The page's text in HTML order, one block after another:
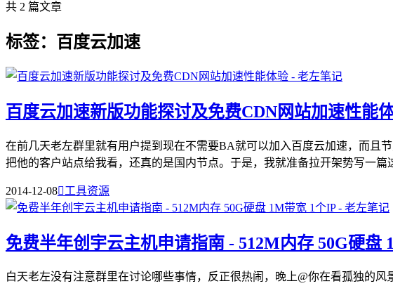
共 2 篇文章
标签：百度云加速
百度云加速新版功能探讨及免费CDN网站加速性能
在前几天老左群里就有用户提到现在不需要BA就可以加入百度云加速，而且
把他的客户站点给我看，还真的是国内节点。于是，我就准备拉开架势写一篇
2014-12-08工具资源
免费半年创宇云主机申请指南 - 512M内存 50G硬盘
白天老左没有注意群里在讨论哪些事情，反正很热闹，晚上@你在看孤独的